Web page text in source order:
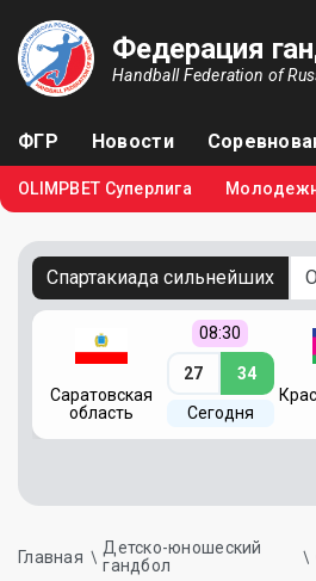
Федерация
Handball Federation of
ФГР Новости
OLIMPBET Суперлига
Спартакиада сильнейших
Саратовская
область
08:30
27 34
Сегодня
Главная
Детско-юношеский
гандбол